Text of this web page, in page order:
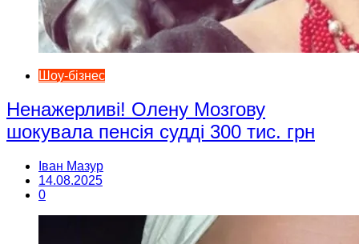
Шоу-бізнес
Ненажерливі! Олену Мозгову
шокувала пенсія судді 300 тис. грн
Іван Мазур
14.08.2025
0